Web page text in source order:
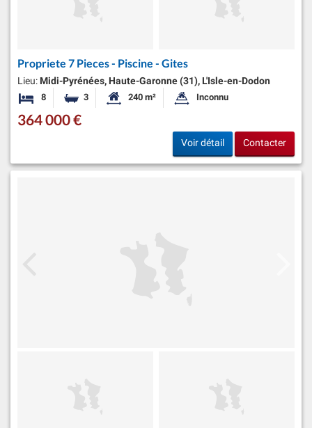
Propriete 7 Pieces - Piscine - Gites
Lieu: Midi-Pyrénées, Haute-Garonne (31), L'Isle-en-Dodon
8 Chambres
3 Salles de bainsSurface habitable:
240 m² Superficie du terrain:
Inconnu
364 000 €
Voir détail Contacter